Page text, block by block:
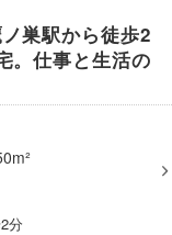
巣駅から徒歩2
。仕事と生活の
分